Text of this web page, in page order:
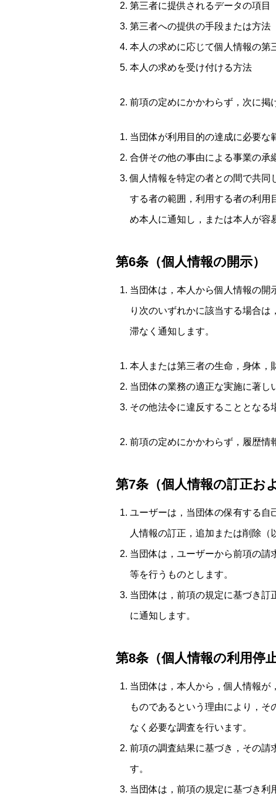
第三者に提供されるデータの項目
第三者への提供の手段または方法
本人の求めに応じて個人情報の第
本人の求めを受け付ける方法
前項の定めにかかわらず，次に掲
当団体が利用目的の達成に必要な
合併その他の事由による事業の承
個人情報を特定の者との間で共同
する者の範囲，利用する者の利用
め本人に通知し，または本人が容
第6条（個人情報の開示）
当団体は，本人から個人情報の開
り次のいずれかに該当する場合
滞なく通知します。
本人または第三者の生命，身体，
当団体の業務の適正な実施に著し
その他法令に違反することとなる
前項の定めにかかわらず，履歴情
第7条（個人情報の訂正お
ユーザーは，当団体の保有する自
人情報の訂正，追加または削除（
当団体は，ユーザーから前項の請
等を行うものとします。
当団体は，前項の規定に基づき訂
に通知します。
第8条（個人情報の利用停止
当団体は，本人から，個人情報が
ものであるという理由により，
なく必要な調査を行います。
前項の調査結果に基づき，その請
す。
当団体は，前項の規定に基づき